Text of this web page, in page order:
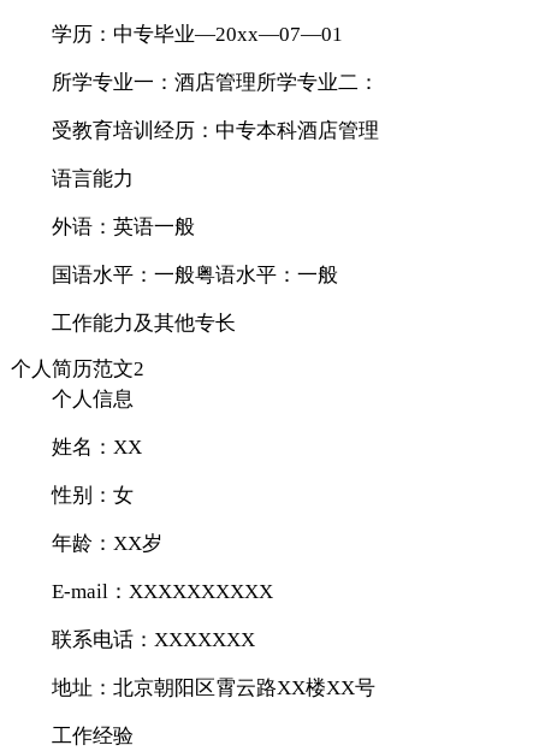
学历：中专毕业—20xx—07—01
所学专业一：酒店管理所学专业二：
受教育培训经历：中专本科酒店管理
语言能力
外语：英语一般
国语水平：一般粤语水平：一般
工作能力及其他专长
个人简历范文2
个人信息
姓名：XX
性别：女
年龄：XX岁
E-mail：XXXXXXXXXX
联系电话：XXXXXXX
地址：北京朝阳区霄云路XX楼XX号
工作经验